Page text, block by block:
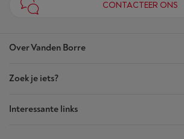
Over Vanden Borre
Onze winkels
Akte van Vertrouwen
Zoek je iets?
Interessante links
CONTACTEER ONS